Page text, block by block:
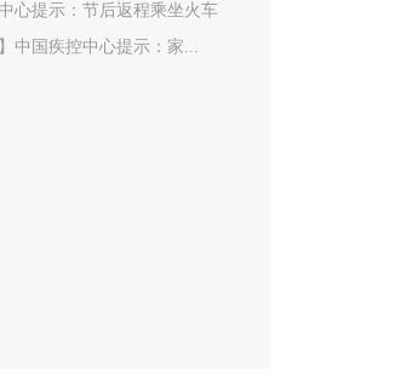
心提示：节后返程乘坐火车
】中国疾控中心提示：家...